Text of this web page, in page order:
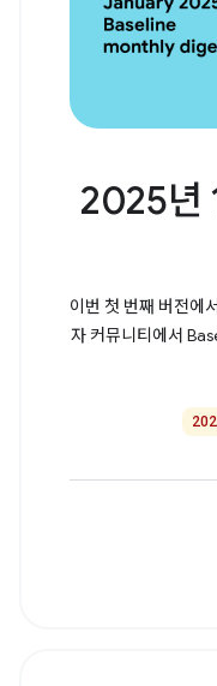
2025년
이번 첫 번째 버전에
자 커뮤니티에서